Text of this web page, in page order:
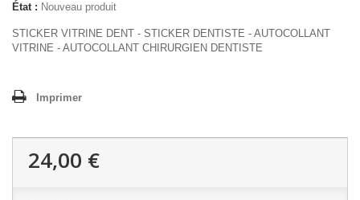
État : Nouveau produit
STICKER VITRINE DENT - STICKER DENTISTE - AUTOCOLLANT
VITRINE - AUTOCOLLANT CHIRURGIEN DENTISTE
Imprimer
24,00 €